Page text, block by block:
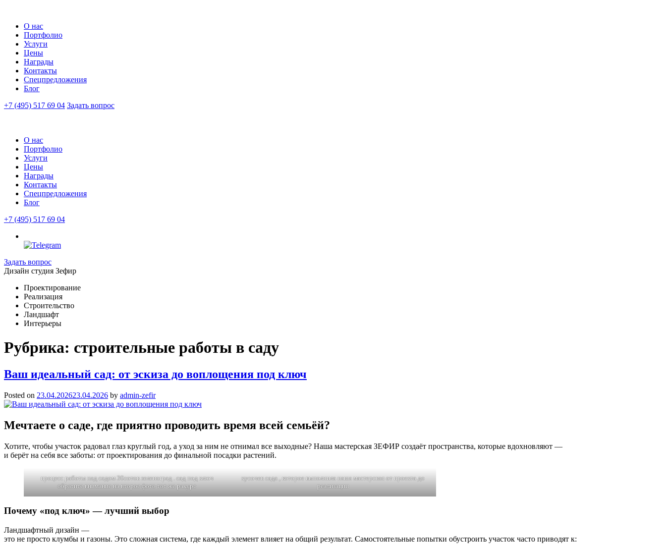
О нас
Портфолио
Услуги
Цены
Награды
Контакты
Спецпредложения
Блог
+7 (495) 517 69 04 Задать вопрос
О нас
Портфолио
Услуги
Цены
Награды
Контакты
Спецпредложения
Блог
+7 (495) 517 69 04
Задать вопрос
Дизайн студия Зефир
Проектирование
Реализация
Строительство
Ландшафт
Интерьеры
Рубрика: строительные работы в саду
Ваш идеальный сад: от эскиза до воплощения под ключ
Posted on 23.04.202623.04.2026 by admin-zefir
Мечтаете о саде, где приятно проводить время всей семьёй?
Хотите, чтобы участок радовал глаз круглый год, а уход за ним не отнимал все выходные? Наша мастерская ЗЕФИР создаёт пространства, которые вдохновляют —
и берёт на себя все заботы: от проектирования до финальной посадки растений.
процесс работы над садом 30соток зеленоград . сад под ключ
обратите внимание на второе фото тот же ракурс
кусочек сада , которое выполнила наша мастерская от проекта до
реализации
Почему «под ключ» — лучший выбор
Ландшафтный дизайн —
это не просто клумбы и газоны. Это сложная система, где каждый элемент влияет на общий результат. Самостоятельные попытки обустроить участок часто приводят к: